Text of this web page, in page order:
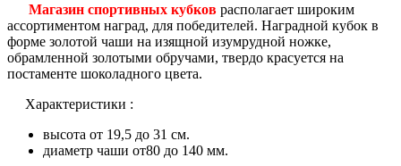
Магазин спортивных кубков располагает широким
ассортиментом наград, для победителей. Наградной кубок в
форме золотой чаши на изящной изумрудной ножке,
обрамленной золотыми обручами, твердо красуется на
постаменте шоколадного цвета.
Характеристики :
высота от 19,5 до 31 см.
диаметр чаши от80 до 140 мм.